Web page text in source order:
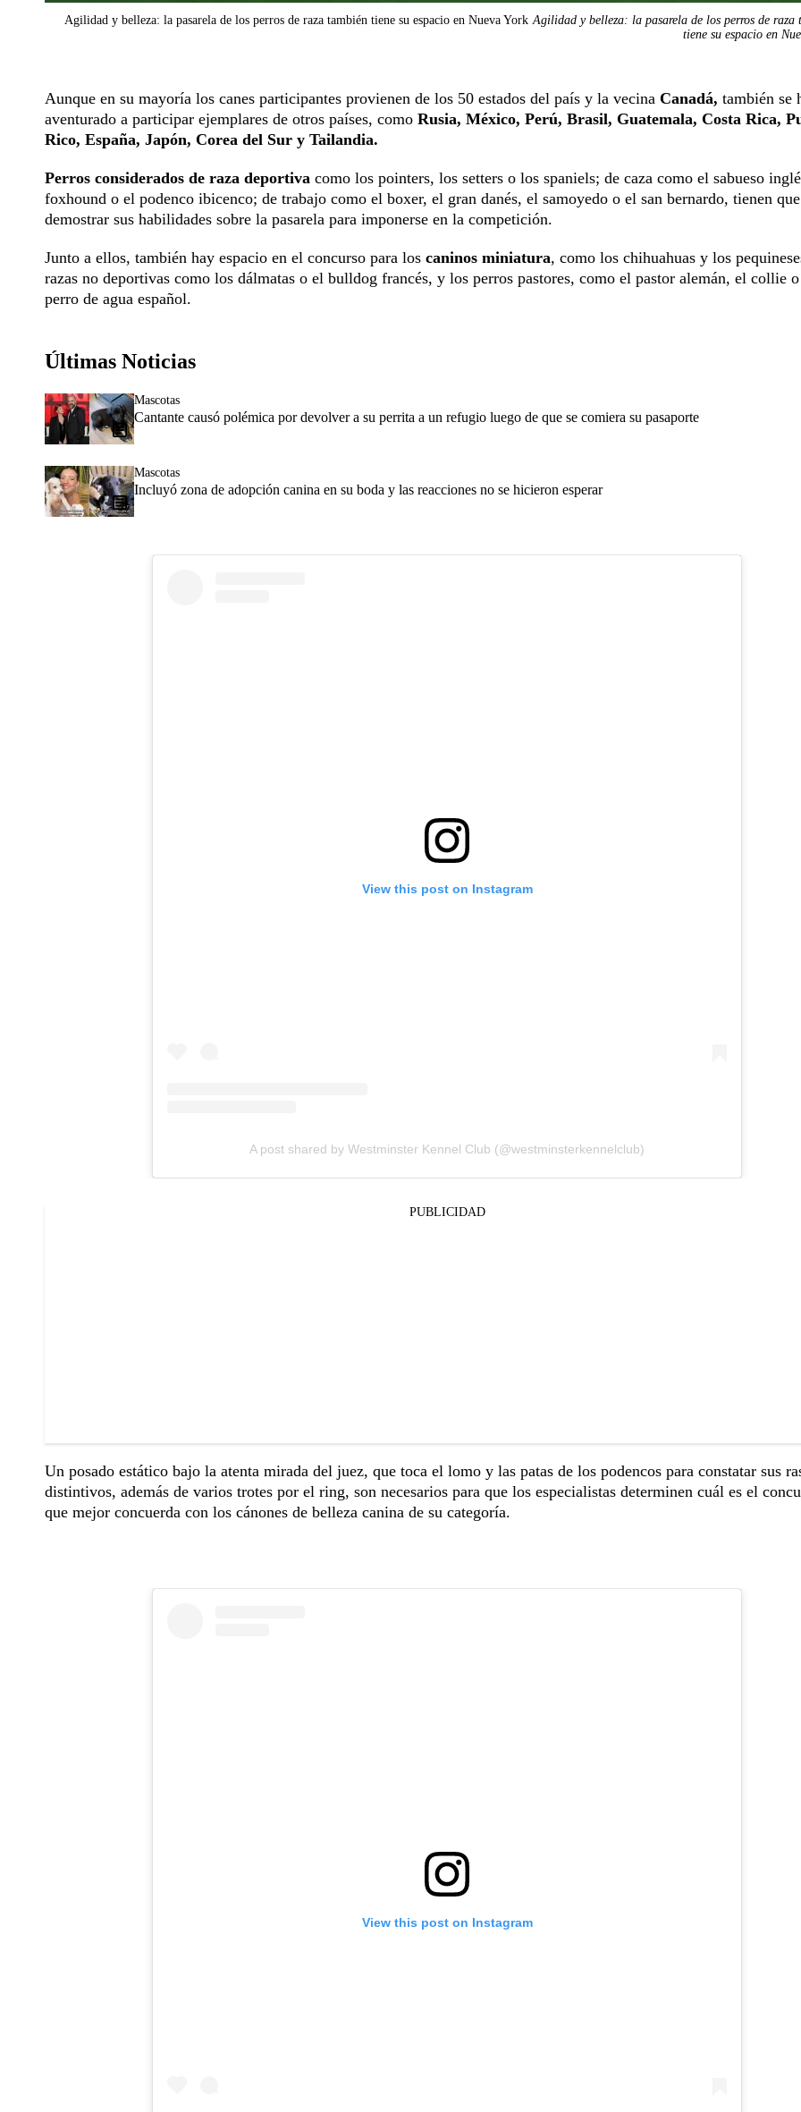
Agilidad y belleza: la pasarela de los perros de raza también tiene su espacio en Nueva York Agilidad y belleza: la pasarela de los perros de raza
tiene su espacio en
Aunque en su mayoría los canes participantes provienen de los 50 estados del país y la vecina Canadá, también se
aventurado a participar ejemplares de otros países, como Rusia, México, Perú, Brasil, Guatemala, Costa Rica,
Rico, España, Japón, Corea del Sur y Tailandia.
Perros considerados de raza deportiva como los pointers, los setters o los spaniels; de caza como el sabueso
foxhound o el podenco ibicenco; de trabajo como el boxer, el gran danés, el samoyedo o el san bernardo, tienen que
demostrar sus habilidades sobre la pasarela para imponerse en la competición.
Junto a ellos, también hay espacio en el concurso para los caninos miniatura, como los chihuahuas y los
razas no deportivas como los dálmatas o el bulldog francés, y los perros pastores, como el pastor alemán, el collie
perro de agua español.
Últimas Noticias
Mascotas
Cantante causó polémica por devolver a su perrita a un refugio luego de que se comiera su pasaporte
Mascotas
Incluyó zona de adopción canina en su boda y las reacciones no se hicieron esperar
View this post on Instagram
A post shared by Westminster Kennel Club (@westminsterkennelclub)
PUBLICIDAD
Un posado estático bajo la atenta mirada del juez, que toca el lomo y las patas de los podencos para constatar sus
distintivos, además de varios trotes por el ring, son necesarios para que los especialistas determinen cuál es el
que mejor concuerda con los cánones de belleza canina de su categoría.
View this post on Instagram